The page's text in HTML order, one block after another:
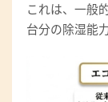
これは、一般
台分の除湿能